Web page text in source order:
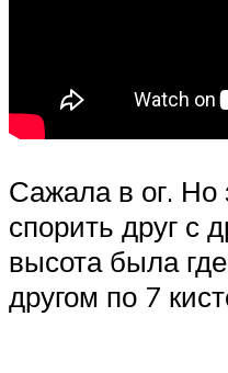
Сажала в ог. Но
спорить друг с
высота была
другом по 7